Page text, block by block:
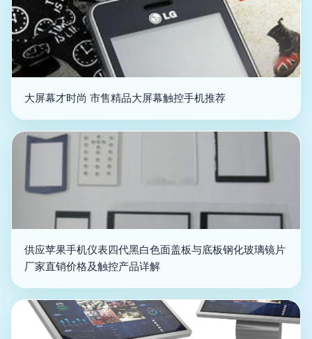
大屏幕才时尚 市售精品大屏幕触控手机推荐
供应苹果手机仪表四代黑白色面盖板与底板钢化玻璃镜片
厂家直销价格及触控产品详解